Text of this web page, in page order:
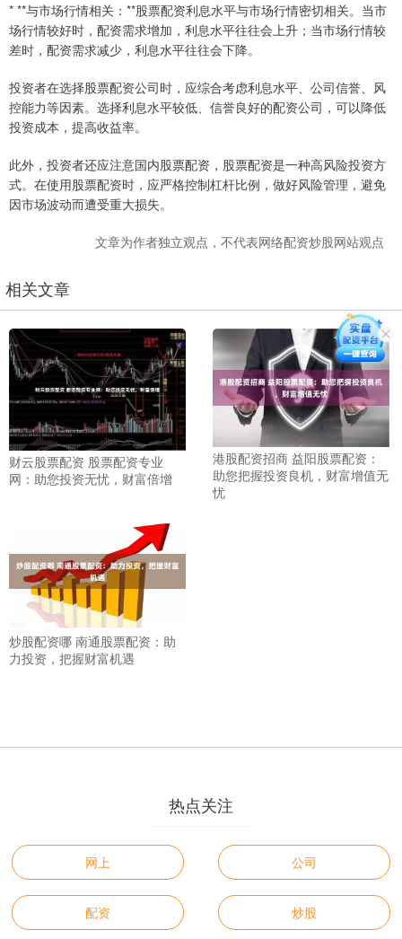
* **与市场行情相关：**股票配资利息水平与市场行情密切相关。当市
场行情较好时，配资需求增加，利息水平往往会上升；当市场行情较
差时，配资需求减少，利息水平往往会下降。
投资者在选择股票配资公司时，应综合考虑利息水平、公司信誉、风
控能力等因素。选择利息水平较低、信誉良好的配资公司，可以降低
投资成本，提高收益率。
此外，投资者还应注意国内股票配资，股票配资是一种高风险投资方
式。在使用股票配资时，应严格控制杠杆比例，做好风险管理，避免
因市场波动而遭受重大损失。
文章为作者独立观点，不代表网络配资炒股网站观点
相关文章
财云股票配资 股票配资专业
网：助您投资无忧，财富倍增
港股配资招商 益阳股票配资：
助您把握投资良机，财富增值无
忧
炒股配资哪 南通股票配资：助
力投资，把握财富机遇
热点关注
网上 公司
配资 炒股